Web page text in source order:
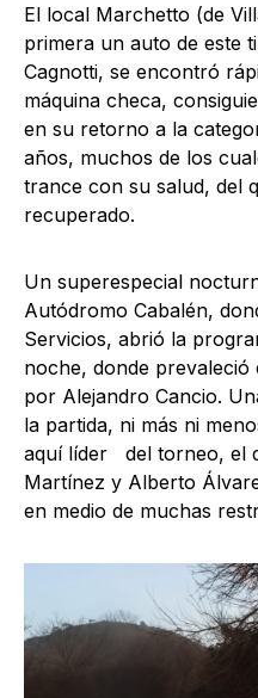
El local Marchetto (de
primera un auto de este
Cagnotti, se encontró
máquina checa,
en su retorno a la
años, muchos de los
trance con su salud, del
recuperado.
Un superespecial
Autódromo Cabalén,
Servicios, abrió la
noche, donde
por Alejandro Cancio.
la partida, ni más ni
aquí líder del torneo, el
Martínez y Alberto
en medio de muchas